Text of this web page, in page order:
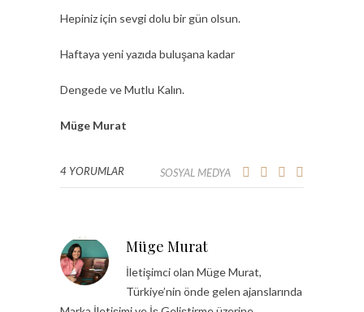
Hepiniz için sevgi dolu bir gün olsun.
Haftaya yeni yazıda buluşana kadar
Dengede ve Mutlu Kalın.
Müge Murat
4 YORUMLAR SOSYAL MEDYA
Müge Murat
İletişimci olan Müge Murat,
Türkiye’nin önde gelen ajanslarında